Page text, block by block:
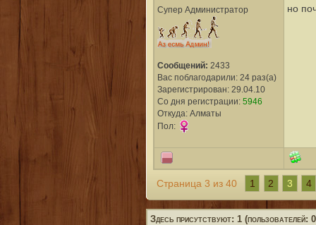
Супер Администратор
Сообщений: 2433
Вас поблагодарили: 24 раз(а)
Зарегистрирован: 29.04.10
Со дня регистрации: 5946
Откуда: Алматы
Пол:
но
Страница 3 из 40 1 2 3 4
Здесь присутствуют: 1 (пользователей: